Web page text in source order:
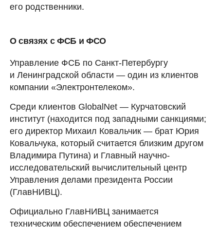
его родственники.
О связях с ФСБ и ФСО
Управление ФСБ по Санкт-Петербургу
и Ленинградской области — один из клиентов
компании «Электронтелеком».
Среди клиентов GlobalNet — Курчатовский
институт (находится под западными санкциями;
его директор Михаил Ковальчик — брат Юрия
Ковальчука, который считается близким другом
Владимира Путина) и Главный научно-
исследовательский вычислительный центр
Управления делами президента России
(ГлавНИВЦ).
Официально ГлавНИВЦ занимается
техническим обеспечением обеспечением